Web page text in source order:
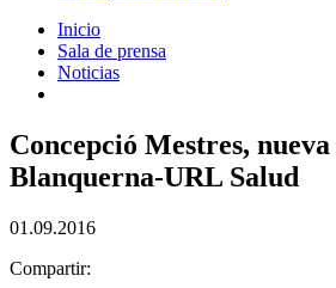
Inicio
Sala de prensa
Noticias
Concepció Mestres, nueva
Blanquerna-URL Salud
01.09.2016
Compartir: